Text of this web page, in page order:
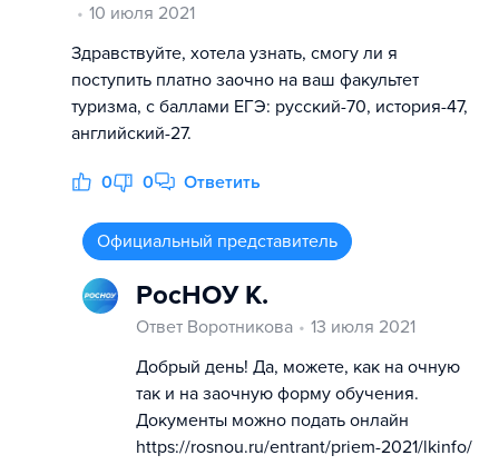
10 июля 2021
Здравствуйте, хотела узнать, смогу ли я
поступить платно заочно на ваш факультет
туризма, с баллами ЕГЭ: русский-70, история-47,
английский-27.
0 0 Ответить
Официальный представитель
РосНОУ К.
Ответ Воротникова
13 июля 2021
Добрый день! Да, можете, как на очную
так и на заочную форму обучения.
Документы можно подать онлайн
https://rosnou.ru/entrant/priem-2021/lkinfo/